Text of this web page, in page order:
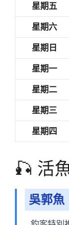
星期五
星期六
星期日
星期一
星期二
星期三
星期四
🎣 活
吳郭魚